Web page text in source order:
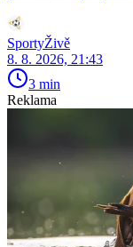
SportyŽivě
8. 8. 2026, 21:43
3 min
Reklama